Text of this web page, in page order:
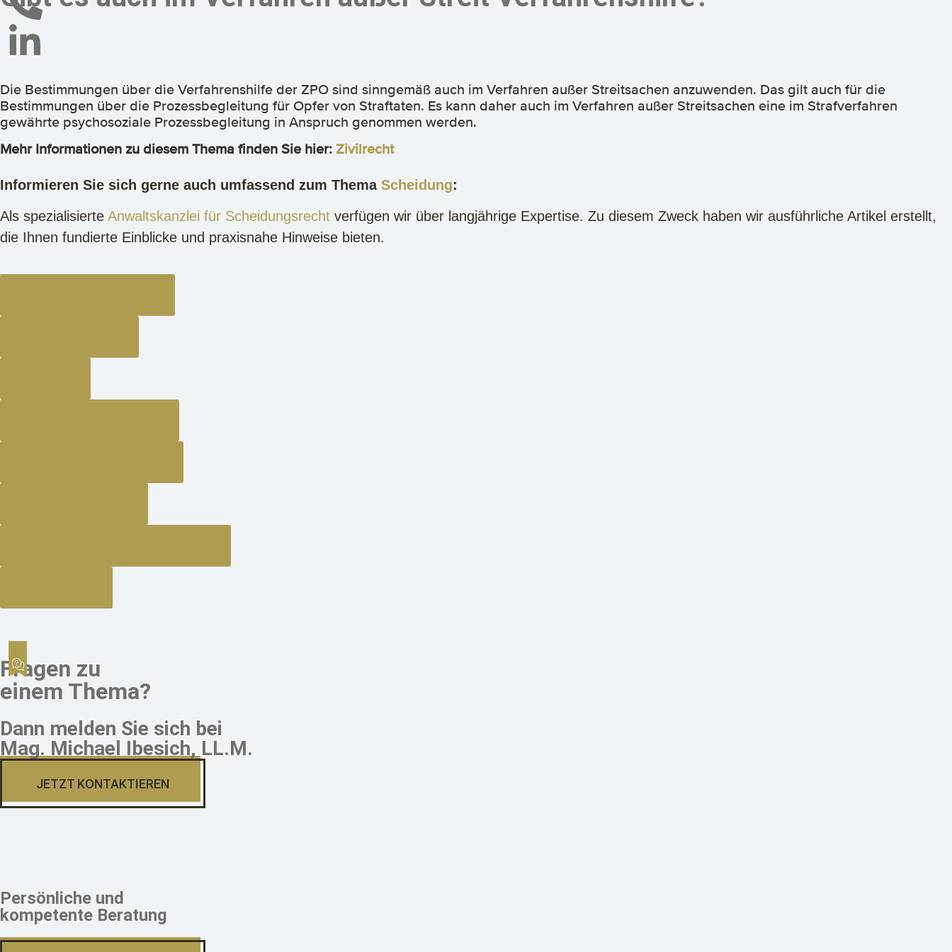
Die Bestimmungen über die Verfahrenshilfe der ZPO sind sinngemäß auch im Verfahren außer Streitsachen anzuwenden. Das gilt auch für die
Bestimmungen über die Prozessbegleitung für Opfer von Straftaten. Es kann daher auch im Verfahren außer Streitsachen eine im Strafverfahren
gewährte psychosoziale Prozessbegleitung in Anspruch genommen werden.
Mehr Informationen zu diesem Thema finden Sie hier: Zivilrecht
Informieren Sie sich gerne auch umfassend zum Thema Scheidung:
Als spezialisierte Anwaltskanzlei für Scheidungsrecht verfügen wir über langjährige Expertise. Zu diesem Zweck haben wir ausführliche Artikel erstellt,
die Ihnen fundierte Einblicke und praxisnahe Hinweise bieten.
Fragen zu
einem Thema?
Dann melden Sie sich bei
Mag. Michael Ibesich, LL.M.
JETZT KONTAKTIEREN
Persönliche und
kompetente Beratung